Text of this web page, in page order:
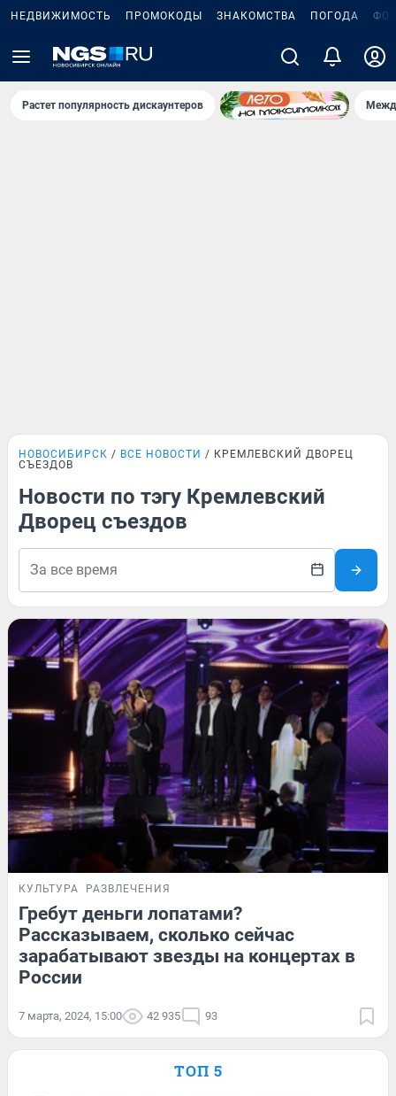
НЕДВИЖИМОСТЬ ПРОМОКОДЫ ЗНАКОМСТВА ПОГОДА
Растет популярность дискаунтеров
НОВОСИБИРСК ВСЕ НОВОСТИ
КРЕМЛЕВСКИЙ ДВОРЕЦ
СЪЕЗДОВ
Новости по тэгу Кремлевский
Дворец съездов
КУЛЬТУРА РАЗВЛЕЧЕНИЯ
Гребут деньги лопатами?
Рассказываем, сколько сейчас
зарабатывают звезды на концертах в
России
7 марта, 2024, 15:00 42 935 93
ТОП 5